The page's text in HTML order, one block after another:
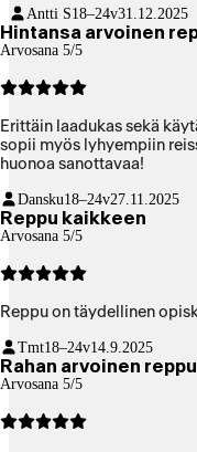
Antti S18–24v31.12.2025
Hintansa arvoinen
Arvosana 5/5
Erittäin laadukas sekä
sopii myös lyhyempiin
huonoa sanottavaa!
Dansku18–24v27.11.2025
Reppu kaikkeen
Arvosana 5/5
Reppu on täydellinen
Tmt18–24v14.9.2025
Rahan arvoinen reppu
Arvosana 5/5